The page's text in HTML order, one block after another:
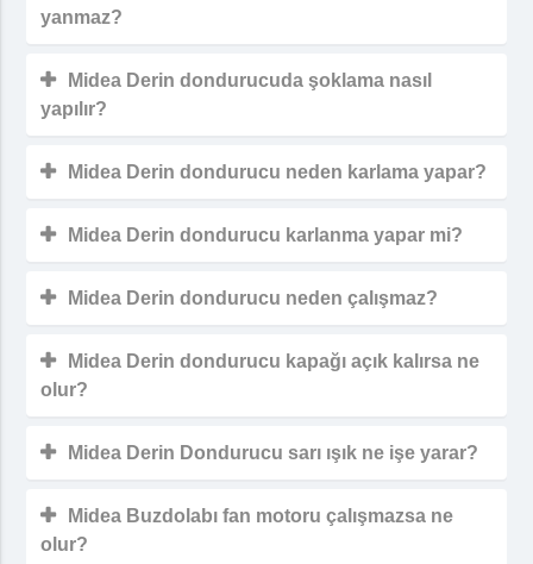
yanmaz?
Midea Derin dondurucuda şoklama nasıl
yapılır?
Midea Derin dondurucu neden karlama yapar?
Midea Derin dondurucu karlanma yapar mi?
Midea Derin dondurucu neden çalışmaz?
Midea Derin dondurucu kapağı açık kalırsa ne
olur?
Midea Derin Dondurucu sarı ışık ne işe yarar?
Midea Buzdolabı fan motoru çalışmazsa ne
olur?